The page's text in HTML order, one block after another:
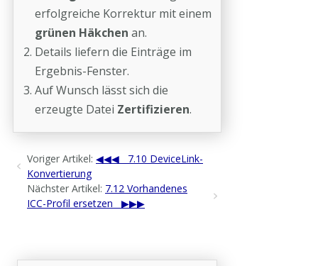
erfolgreiche Korrektur mit einem
grünen Häkchen an.
Details liefern die Einträge im
Ergebnis-Fenster.
Auf Wunsch lässt sich die
erzeugte Datei Zertifizieren.
Voriger Artikel:
7.10 DeviceLink-
Konvertierung
Nächster Artikel: 7.12 Vorhandenes
ICC-Profil ersetzen